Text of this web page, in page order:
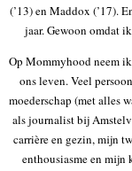
(’13) en Maddox (’17).
jaar. Gewoon omdat
Op Mommyhood neem
ons leven. Veel
moederschap (met alles
als journalist bij
carrière en gezin, mijn
enthousiasme en mijn